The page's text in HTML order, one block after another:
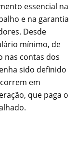
essencial na
e na garantia
Desde
mínimo, de
nas contas dos
sido definido
em
que paga o